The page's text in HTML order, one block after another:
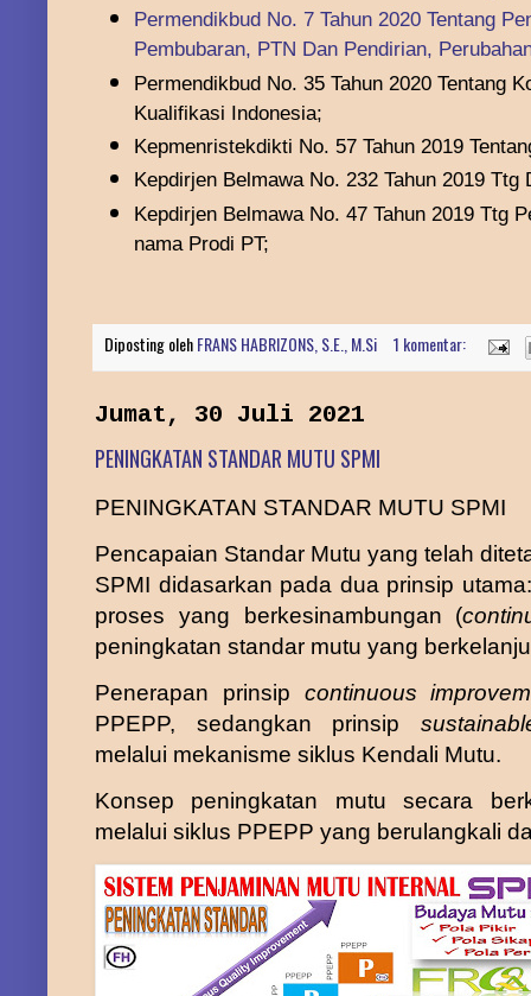
Permendikbud No. 7 Tahun 2020 Tentang
Pembubaran, PTN Dan Pendirian,
Permendikbud No. 35 Tahun 2020 Tentang
Kualifikasi Indonesia;
Kepmenristekdikti No. 57 Tahun 2019
Kepdirjen Belmawa No. 232 Tahun 2019 Ttg
Kepdirjen Belmawa No. 47 Tahun 2019 Ttg
nama Prodi PT;
Diposting olehFRANS HABRIZONS, S.E., M.Si 1 komentar:
Jumat, 30 Juli 2021
PENINGKATAN STANDAR MUTU SPMI
PENINGKATAN STANDAR MUTU SPMI
Pencapaian Standar Mutu yang telah
SPMI didasarkan pada dua prinsip
proses yang berkesinambungan (
peningkatan standar mutu yang
Penerapan prinsip continuous
PPEPP, sedangkan prinsip
melalui mekanisme siklus Kendali Mutu.
Konsep peningkatan mutu secara
melalui siklus PPEPP yang berulangkali